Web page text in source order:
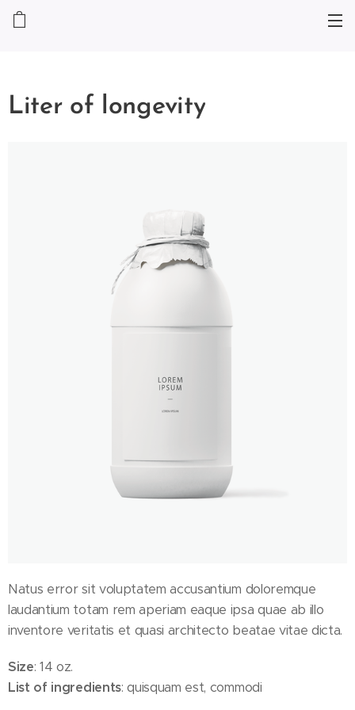
Liter of longevity
Natus error sit voluptatem accusantium doloremque
laudantium totam rem aperiam eaque ipsa quae ab illo
inventore veritatis et quasi architecto beatae vitae dicta.
Size: 14 oz.
List of ingredients: quisquam est, commodi